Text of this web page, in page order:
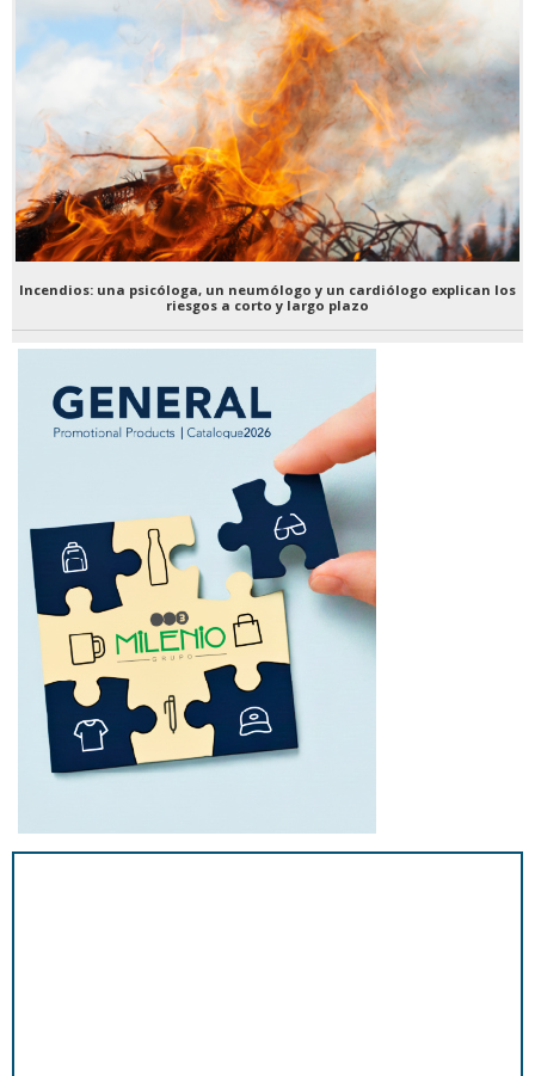
Incendios: una psicóloga, un neumólogo y un cardiólogo explican los
riesgos a corto y largo plazo